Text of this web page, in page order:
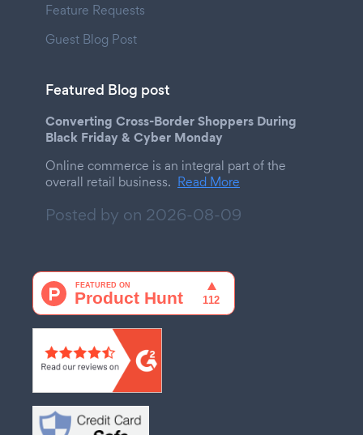
Feature Requests
Guest Blog Post
Featured Blog post
Converting Cross-Border Shoppers During
Black Friday & Cyber Monday
Online commerce is an integral part of the
overall retail business. Read More
Posted by on 2026-08-09